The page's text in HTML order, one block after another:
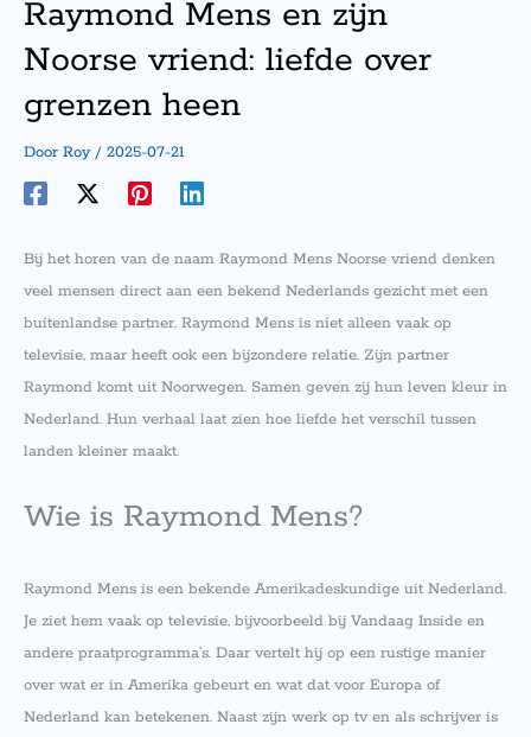
Raymond Mens en zijn
Noorse vriend: liefde over
grenzen heen
Door Roy/ 2025-07-21
Bij het horen van de naam Raymond Mens Noorse vriend denken
veel mensen direct aan een bekend Nederlands gezicht met een
buitenlandse partner. Raymond Mens is niet alleen vaak op
televisie, maar heeft ook een bijzondere relatie. Zijn partner
Raymond komt uit Noorwegen. Samen geven zij hun leven kleur in
Nederland. Hun verhaal laat zien hoe liefde het verschil tussen
landen kleiner maakt.
Wie is Raymond Mens?
Raymond Mens is een bekende Amerikadeskundige uit Nederland.
Je ziet hem vaak op televisie, bijvoorbeeld bij Vandaag Inside en
andere praatprogramma’s. Daar vertelt hij op een rustige manier
over wat er in Amerika gebeurt en wat dat voor Europa of
Nederland kan betekenen. Naast zijn werk op tv en als schrijver is